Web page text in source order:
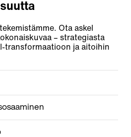
Ota askel
– strategiasta
transformaatioon ja aitoihin